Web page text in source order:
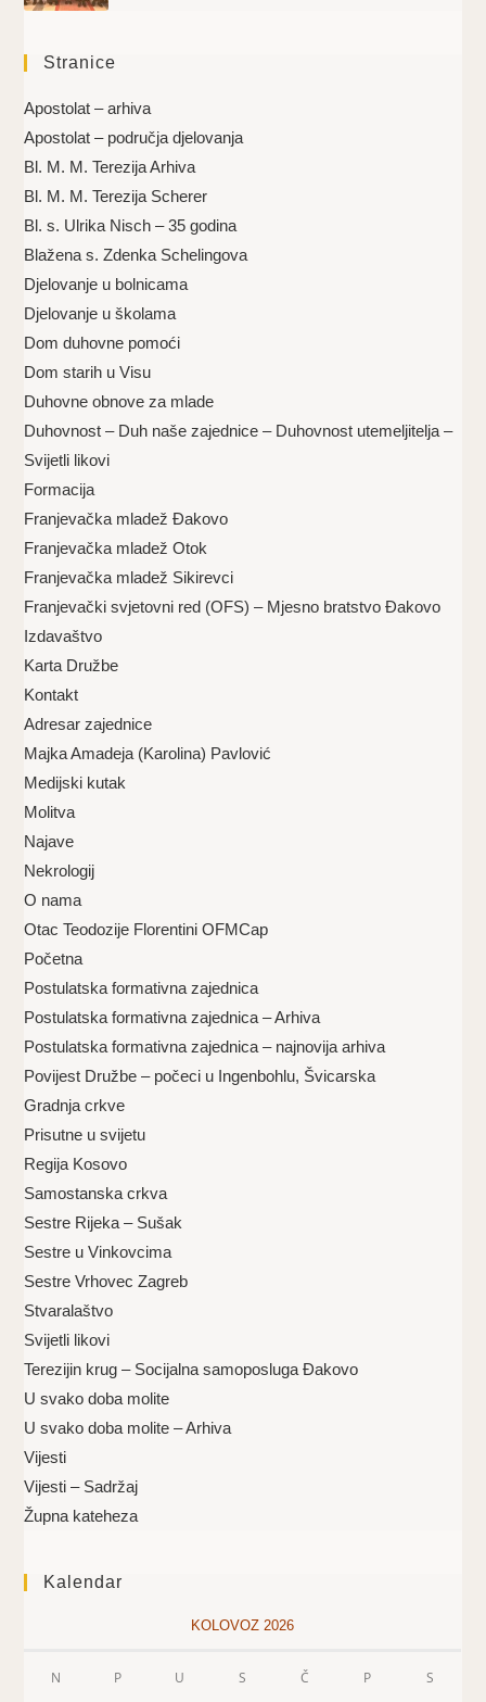
Stranice
Apostolat – arhiva
Apostolat – područja djelovanja
Bl. M. M. Terezija Arhiva
Bl. M. M. Terezija Scherer
Bl. s. Ulrika Nisch – 35 godina
Blažena s. Zdenka Schelingova
Djelovanje u bolnicama
Djelovanje u školama
Dom duhovne pomoći
Dom starih u Visu
Duhovne obnove za mlade
Duhovnost – Duh naše zajednice – Duhovnost utemeljitelja –
Svijetli likovi
Formacija
Franjevačka mladež Đakovo
Franjevačka mladež Otok
Franjevačka mladež Sikirevci
Franjevački svjetovni red (OFS) – Mjesno bratstvo Đakovo
Izdavaštvo
Karta Družbe
Kontakt
Adresar zajednice
Majka Amadeja (Karolina) Pavlović
Medijski kutak
Molitva
Najave
Nekrologij
O nama
Otac Teodozije Florentini OFMCap
Početna
Postulatska formativna zajednica
Postulatska formativna zajednica – Arhiva
Postulatska formativna zajednica – najnovija arhiva
Povijest Družbe – počeci u Ingenbohlu, Švicarska
Gradnja crkve
Prisutne u svijetu
Regija Kosovo
Samostanska crkva
Sestre Rijeka – Sušak
Sestre u Vinkovcima
Sestre Vrhovec Zagreb
Stvaralaštvo
Svijetli likovi
Terezijin krug – Socijalna samoposluga Đakovo
U svako doba molite
U svako doba molite – Arhiva
Vijesti
Vijesti – Sadržaj
Župna kateheza
Kalendar
KOLOVOZ 2026
N P U S Č P S